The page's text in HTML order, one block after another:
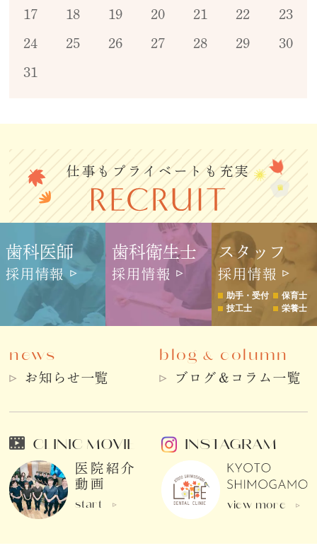
17 18 19 20 21 22 23
24 25 26 27 28 29 30
31
仕事もプライベートも充実
歯科医師
採用情報
歯科衛生士
採用情報
スタッフ
採用情報
助手・受付
保育士
技工士
栄養士
news
お知らせ一覧
blog& column
ブログ＆コラム一覧
CLINIC MOVIE
医院紹介
動画
start
INSTAGRAM
view more